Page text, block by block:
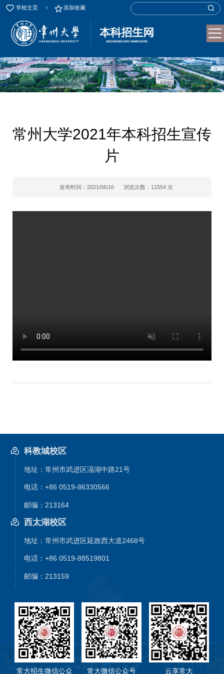
学校主页 添加收藏
常州大学2021年本科招生宣传
片
发布时间：2021/06/16 浏览次数： 11554 次
科教城校区
地址：常州市武进区滆湖中路21号
电话：+86 0519-86330566
邮编：213164
西太湖校区
地址：常州市武进区延政西大道2468号
电话：+86 0519-88519801
邮编：213159
常大招生微信公众 常大微信公众号 云享常大